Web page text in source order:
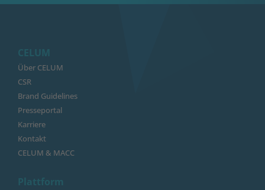
CELUM
Über CELUM
CSR
Brand Guidelines
Presseportal
Karriere
Kontakt
CELUM & MACC
Plattform